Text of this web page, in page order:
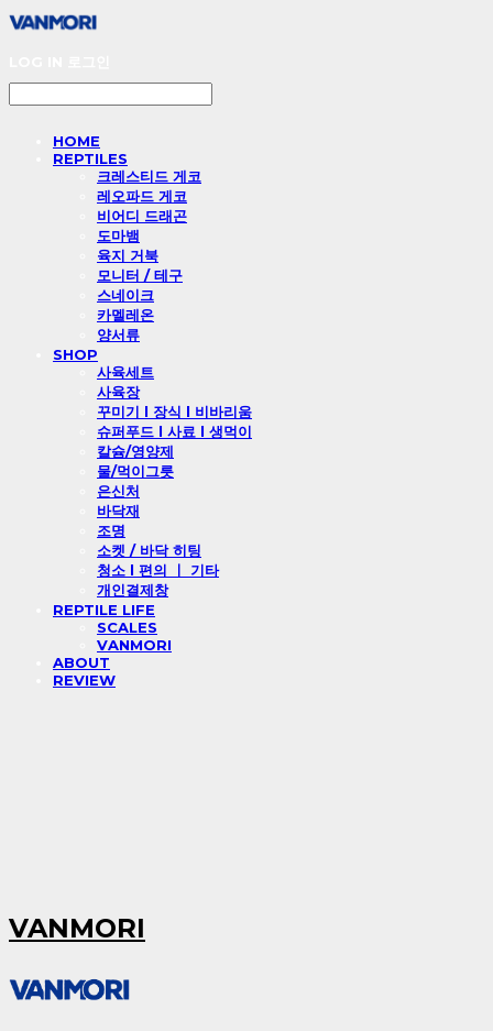
HOME
REPTILES
크레스티드 게코
레오파드 게코
비어디 드래곤
도마뱀
육지 거북
모니터 / 테구
스네이크
카멜레온
양서류
SHOP
사육세트
사육장
꾸미기 l 장식 l 비바리움
슈퍼푸드 l 사료 l 생먹이
칼슘/영양제
물/먹이그릇
은신처
바닥재
조명
소켓 / 바닥 히팅
청소 l 편의 ㅣ 기타
개인결제창
REPTILE LIFE
SCALES
VANMORI
ABOUT
REVIEW
VANMORI